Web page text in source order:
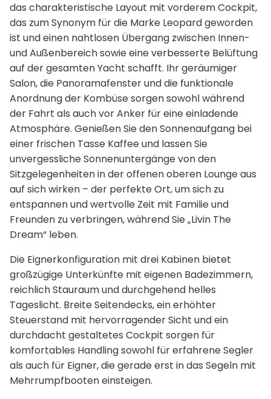
das charakteristische Layout mit vorderem Cockpit,
das zum Synonym für die Marke Leopard geworden
ist und einen nahtlosen Übergang zwischen Innen-
und Außenbereich sowie eine verbesserte Belüftung
auf der gesamten Yacht schafft. Ihr geräumiger
Salon, die Panoramafenster und die funktionale
Anordnung der Kombüse sorgen sowohl während
der Fahrt als auch vor Anker für eine einladende
Atmosphäre. Genießen Sie den Sonnenaufgang bei
einer frischen Tasse Kaffee und lassen Sie
unvergessliche Sonnenuntergänge von den
Sitzgelegenheiten in der offenen oberen Lounge aus
auf sich wirken – der perfekte Ort, um sich zu
entspannen und wertvolle Zeit mit Familie und
Freunden zu verbringen, während Sie „Livin The
Dream“ leben.
Die Eignerkonfiguration mit drei Kabinen bietet
großzügige Unterkünfte mit eigenen Badezimmern,
reichlich Stauraum und durchgehend helles
Tageslicht. Breite Seitendecks, ein erhöhter
Steuerstand mit hervorragender Sicht und ein
durchdacht gestaltetes Cockpit sorgen für
komfortables Handling sowohl für erfahrene Segler
als auch für Eigner, die gerade erst in das Segeln mit
Mehrrumpfbooten einsteigen.